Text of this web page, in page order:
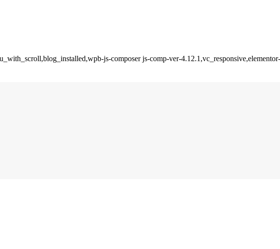
js-composer js-comp-ver-4.12.1,vc_responsive,elementor-